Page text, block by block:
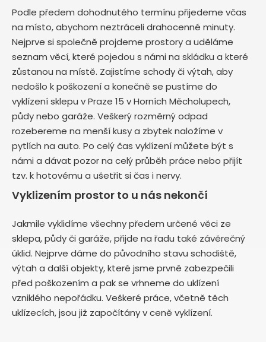
Podle předem dohodnutého termínu přijedeme včas
na místo, abychom neztráceli drahocenné minuty.
Nejprve si společně projdeme prostory a uděláme
seznam věcí, které pojedou s námi na skládku a které
zůstanou na místě. Zajistíme schody či výtah, aby
nedošlo k poškození a konečně se pustíme do
vyklízení sklepu v Praze 15 v Horních Měcholupech,
půdy nebo garáže. Veškerý rozměrný odpad
rozebereme na menší kusy a zbytek naložíme v
pytlích na auto. Po celý čas vyklízení můžete být s
námi a dávat pozor na celý průběh práce nebo přijít
tzv. k hotovému a ušetřit si čas i nervy.
Vyklizením prostor to u nás nekončí
Jakmile vyklidíme všechny předem určené věci ze
sklepa, půdy či garáže, přijde na řadu také závěrečný
úklid. Nejprve dáme do původního stavu schodiště,
výtah a další objekty, které jsme prvně zabezpečili
před poškozením a pak se vrhneme do uklízení
vzniklého nepořádku. Veškeré práce, včetně těch
uklízecích, jsou již započítány v ceně vyklízení.